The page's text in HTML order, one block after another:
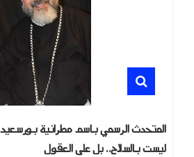
المتحدث الرسمي باسم مطرانية
ليست بالسلاح.. بل على العقول